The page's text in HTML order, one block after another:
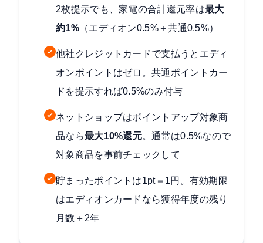
2枚提示でも、家電の合計還元率は最大
約1%（エディオン0.5%＋共通0.5%）
他社クレジットカードで支払うとエディ
オンポイントはゼロ。共通ポイントカー
ドを提示すれば0.5%のみ付与
ネットショップはポイントアップ対象商
品なら最大10%還元。通常は0.5%なので
対象商品を事前チェックして
貯まったポイントは1pt＝1円。有効期限
はエディオンカードなら獲得年度の残り
月数＋2年